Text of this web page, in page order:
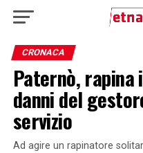
CRONACA
Paternò, rapina
danni del
servizio
Ad agire un rapinatore